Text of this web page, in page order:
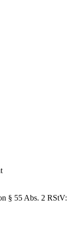
§ 55 Abs. 2 RStV: